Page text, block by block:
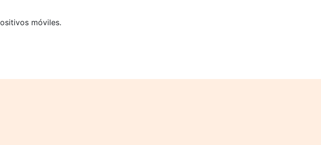
móviles.